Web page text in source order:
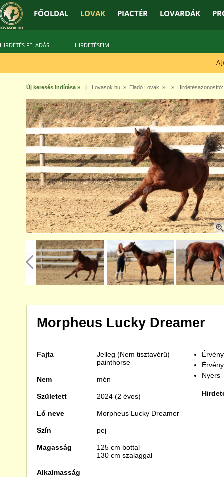
FŐOLDAL LOVAK PIACTÉR LOVARDÁK
HIRDETÉS FELADÁS HIRDETÉSEIM
A
Új keresés indítása » | Lovasok.hu» Eladó Lovak » »
Morpheus Lucky Dreamer
Fajta
Jelleg (Nem tisztavérű)
painthorse
Nem mén
Született 2024 (2 éves)
Ló neve Morpheus Lucky Dreamer
Szín pej
Magasság
125 cm bottal
130 cm szalaggal
Alkalmasság
Nyers